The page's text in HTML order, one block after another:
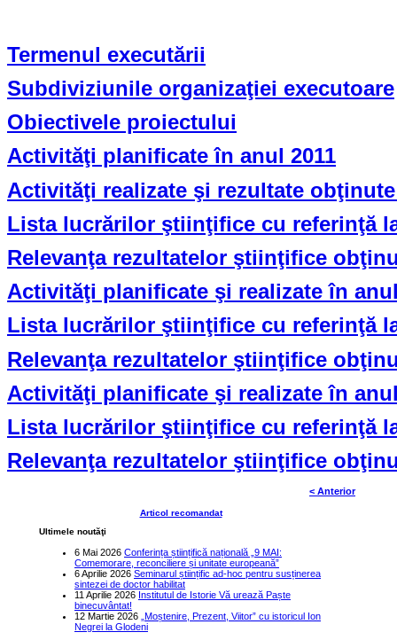
Termenul executării
Subdiviziunile organizaţiei executoare
Obiectivele proiectului
Activităţi planificate în anul 2011
Activităţi realizate şi rezultate
Lista lucrărilor ştiinţifice cu referinţă
Relevanţa rezultatelor ştiinţifice
Activităţi planificate şi realizate în
Lista lucrărilor ştiinţifice cu referinţă
Relevanţa rezultatelor ştiinţifice
Activităţi planificate şi realizate în
Lista lucrărilor ştiinţifice cu referinţă
Relevanţa rezultatelor ştiinţifice
< Anterior
Articol recomandat
Ultimele noutăţi
6 Mai 2026 Conferința științifică națională „9 MAI:
Comemorare, reconciliere și unitate europeană”
6 Aprilie 2026 Seminarul științific ad-hoc pentru susținerea
sintezei de doctor habilitat
11 Aprilie 2026 Institutul de Istorie Vă urează Paște
binecuvântat!
12 Martie 2026 „Moștenire, Prezent, Viitor” cu istoricul Ion
Negrei la Glodeni